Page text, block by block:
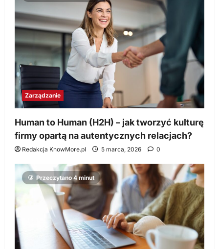
Zarządzanie
Human to Human (H2H) – jak tworzyć kulturę
firmy opartą na autentycznych relacjach?
Redakcja KnowMore.pl 5 marca, 2026 0
Przeczytano 4 minut